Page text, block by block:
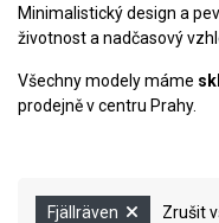
Minimalistický design a
životnost a nadčasový
Všechny modely máme
prodejně v centru Prahy.
Fjällräven Zrušit